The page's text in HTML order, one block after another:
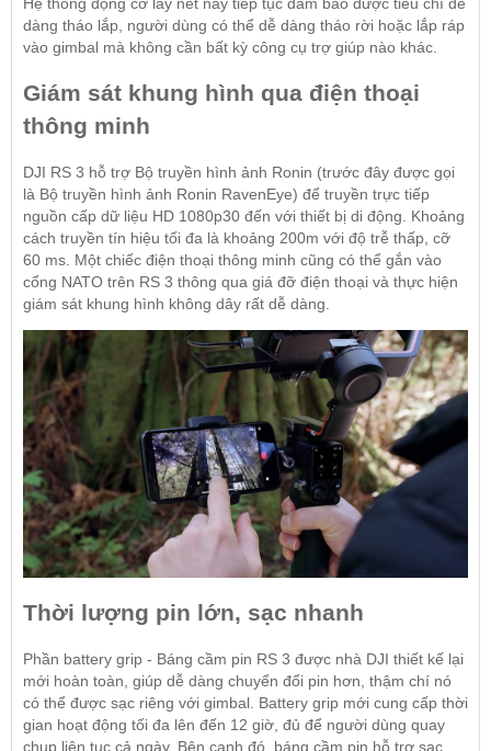
dàng tháo lắp, người dùng có thể dễ dàng tháo rời hoặc lắp ráp
vào gimbal mà không cần bất kỳ công cụ trợ giúp nào khác.
Giám sát khung hình qua điện thoại
thông minh
DJI RS 3 hỗ trợ Bộ truyền hình ảnh Ronin (trước đây được gọi
là Bộ truyền hình ảnh Ronin RavenEye) để truyền trực tiếp
nguồn cấp dữ liệu HD 1080p30 đến với thiết bị di động. Khoảng
cách truyền tín hiệu tối đa là khoảng 200m với độ trễ thấp, cỡ
60 ms. Một chiếc điện thoại thông minh cũng có thể gắn vào
cổng NATO trên RS 3 thông qua giá đỡ điện thoại và thực hiện
giám sát khung hình không dây rất dễ dàng.
Thời lượng pin lớn, sạc nhanh
Phần battery grip - Báng cầm pin RS 3 được nhà DJI thiết kế lại
mới hoàn toàn, giúp dễ dàng chuyển đổi pin hơn, thậm chí nó
có thể được sạc riêng với gimbal. Battery grip mới cung cấp thời
gian hoạt động tối đa lên đến 12 giờ, đủ để người dùng quay
chụp liên tục cả ngày. Bên cạnh đó, báng cầm pin hỗ trợ sạc